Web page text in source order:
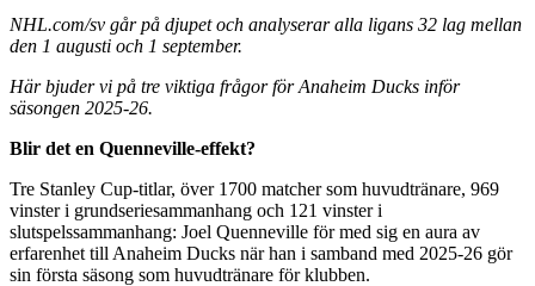
NHL.com/sv går på djupet och analyserar alla ligans 32 lag mellan
den 1 augusti och 1 september.
Här bjuder vi på tre viktiga frågor för Anaheim Ducks inför
säsongen 2025-26.
Blir det en Quenneville-effekt?
Tre Stanley Cup-titlar, över 1700 matcher som huvudtränare, 969
vinster i grundseriesammanhang och 121 vinster i
slutspelssammanhang: Joel Quenneville för med sig en aura av
erfarenhet till Anaheim Ducks när han i samband med 2025-26 gör
sin första säsong som huvudtränare för klubben.